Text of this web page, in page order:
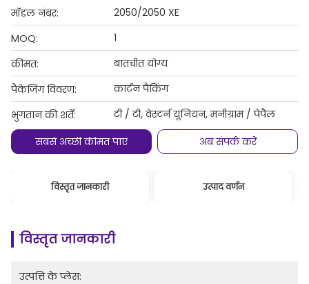
मॉडल नंबर:
2050/2050 XE
MOQ:
1
कीमत:
बातचीत योग्य
पैकेजिंग विवरण:
कार्टन पैकिंग
भुगतान की शर्तें:
टी / टी, वेस्टर्न यूनियन, मनीग्राम / पेपैल
सबसे अच्छी कीमत पाएं
अब संपर्क करें
विस्तृत जानकारी उत्पाद वर्णन
विस्तृत जानकारी
उत्पत्ति के प्लेस: